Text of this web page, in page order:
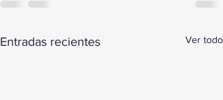
Entradas recientes Ver todo